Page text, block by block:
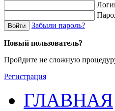
Войти Забыли пароль?
Новый пользователь?
Пройдите не сложную
Регистрация
ГЛАВНАЯ